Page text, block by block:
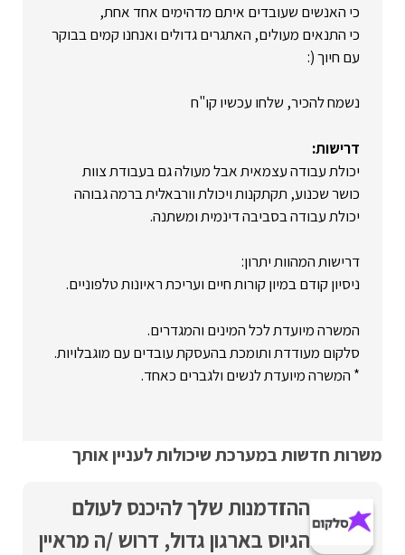
כי האנשים שעובדים איתם מדהימים אחד אחת,
כי התנאים מעולים, האתגרים גדולים ואנחנו קמים בבוקר
עם חיוך (:
נשמח להכיר, שלחו עכשיו קו"ח
דרישות:
יכולת עבודה עצמאית אבל מעולה גם בעבודת צוות
כושר שכנוע, תקתקנות ויכולת וורבאלית ברמה גבוהה
יכולת עבודה בסביבה דינמית ומשתנה.
דרישות המהוות יתרון:
ניסיון קודם במיון קורות חיים ועריכת ראיונות טלפוניים.
המשרה מיועדת לכל המינים והמגדרים.
סלקום מעודדת ותומכת בהעסקת עובדים עם מוגבלויות.
* המשרה מיועדת לנשים ולגברים כאחד.
משרות חדשות במערכת שיכולות לעניין אותך
ההזדמנות שלך להיכנס לעולם
הגיוס בארגון גדול, דרוש /ה מראיין